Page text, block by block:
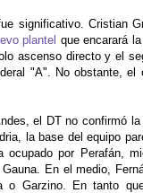
significativo. Cristian
plantel que encarará
ascenso directo y el
"A". No obstante,
el DT no confirmó
la base del equipo
por Perafán,
En el medio,
o Garzino. En tanto